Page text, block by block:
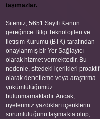
taşımazlar.
Sitemiz, 5651 Sayılı Kanun
gereğince Bilgi Teknolojileri ve
İletişim Kurumu (BTK) tarafından
onaylanmış bir Yer Sağlayıcı
olarak hizmet vermektedir. Bu
nedenle, sitedeki içerikleri proaktif
olarak denetleme veya araştırma
yükümlülüğümüz
bulunmamaktadır. Ancak,
üyelerimiz yazdıkları içeriklerin
sorumluluğunu taşımakta olup,